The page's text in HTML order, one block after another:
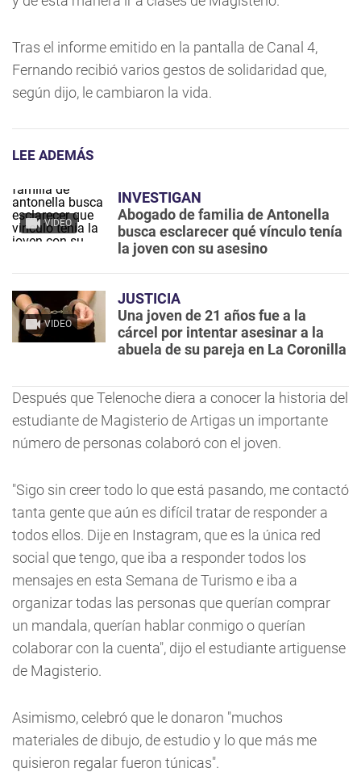
Tras el informe emitido en la pantalla de Canal 4,
Fernando recibió varios gestos de solidaridad que,
según dijo, le cambiaron la vida.
LEE ADEMÁS
VIDEO
INVESTIGAN
Abogado de familia de Antonella
busca esclarecer qué vínculo tenía
la joven con su asesino
VIDEO
JUSTICIA
Una joven de 21 años fue a la
cárcel por intentar asesinar a la
abuela de su pareja en La Coronilla
Después que Telenoche diera a conocer la historia del
estudiante de Magisterio de Artigas un importante
número de personas colaboró con el joven.
"Sigo sin creer todo lo que está pasando, me contactó
tanta gente que aún es difícil tratar de responder a
todos ellos. Dije en Instagram, que es la única red
social que tengo, que iba a responder todos los
mensajes en esta Semana de Turismo e iba a
organizar todas las personas que querían comprar
un mandala, querían hablar conmigo o querían
colaborar con la cuenta", dijo el estudiante artiguense
de Magisterio.
Asimismo, celebró que le donaron "muchos
materiales de dibujo, de estudio y lo que más me
quisieron regalar fueron túnicas".